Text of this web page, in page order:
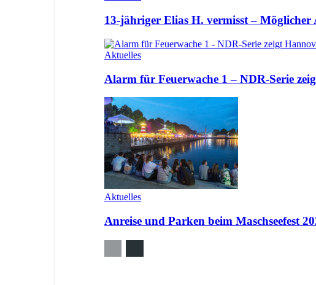
13-jähriger Elias H. vermisst –
Aktuelles
Alarm für Feuerwache 1 – NDR-Serie
Aktuelles
Anreise und Parken beim Maschseefest